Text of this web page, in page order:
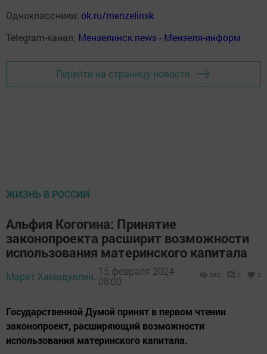
Одноклассники: ok.ru/menzelinsk
Telegram-канал: Мензелинск news - Мензеля-информ
Перейти на страницу новости
ЖИЗНЬ В РОССИИ
Альфия Когогина: Принятие
законопроекта расширит возможности
использования материнского капитала
Марат Хамидуллин, 15 февраля 2024 -
08:00
852 0 0
Государственной Думой принят в первом чтении
законопроект, расширяющий возможности
использования материнского капитала.